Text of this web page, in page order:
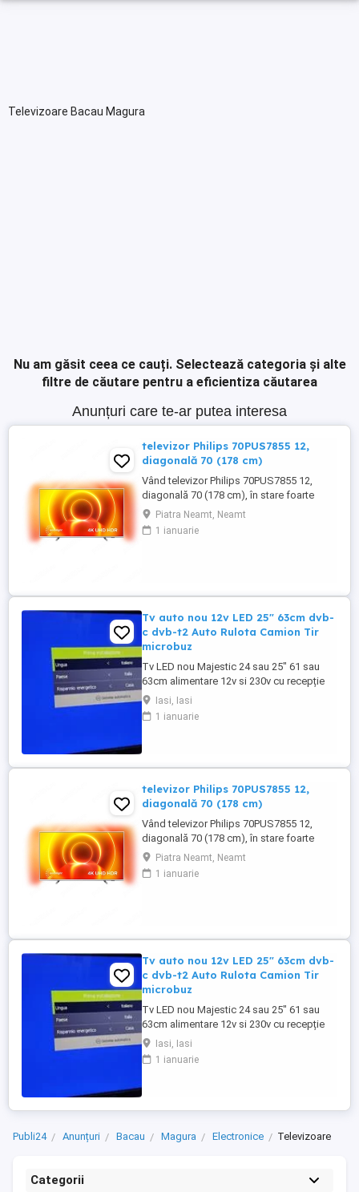
Televizoare Bacau Magura
Nu am găsit ceea ce cauți. Selectează categoria și alte
filtre de căutare pentru a eficientiza căutarea
Anunțuri care te-ar putea interesa
televizor Philips 70PUS7855 12,
diagonală 70 (178 cm)
Vând televizor Philips 70PUS7855 12,
diagonală 70 (178 cm), în stare foarte
bună de funcționare. Oferă imagine 4K
Ultra HD, tehnologie Ambilight pe 3 laturi
și suport pentru Dolby Vision și Dolby
Piatra Neamt, Neamt
1 ianuarie
Tv auto nou 12v LED 25" 63cm dvb-
c dvb-t2 Auto Rulota Camion Tir
microbuz
Tv LED nou Majestic 24 sau 25" 61 sau
63cm alimentare 12v si 230v cu recepție
dvb-c, dvb-t2(multiplex Tvr), analog și sau
satelit.Ecran Full sau hd. Intrări
hdmi,euroscart,av,vga. Functioneaza si pe
la antena satelit ...
Iasi, Iasi
1 ianuarie
televizor Philips 70PUS7855 12,
diagonală 70 (178 cm)
Vând televizor Philips 70PUS7855 12,
diagonală 70 (178 cm), în stare foarte
bună de funcționare. Oferă imagine 4K
Ultra HD, tehnologie Ambilight pe 3 laturi
și suport pentru Dolby Vision și Dolby
Piatra Neamt, Neamt
1 ianuarie
Tv auto nou 12v LED 25" 63cm dvb-
c dvb-t2 Auto Rulota Camion Tir
microbuz
Tv LED nou Majestic 24 sau 25" 61 sau
63cm alimentare 12v si 230v cu recepție
dvb-c, dvb-t2(multiplex Tvr), analog și sau
satelit.Ecran Full sau hd. Intrări
hdmi,euroscart,av,vga. Functioneaza si pe
la antena satelit ...
Iasi, Iasi
1 ianuarie
Publi24 Anunțuri Bacau Magura Electronice Televizoare
Categorii